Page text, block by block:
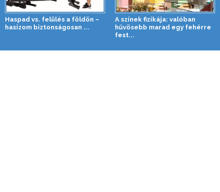
Haspad vs. felülés a földön –
hasizom biztonságosan ...
A színek fizikája: valóban
hűvösebb marad egy fehérre
fest...